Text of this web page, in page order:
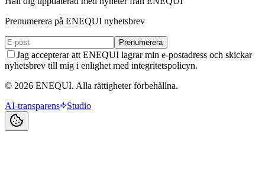
Prenumerera på ENEQUI nyhetsbrev
Prenumerera
Jag accepterar att ENEQUI lagrar min e-postadress och skickar
nyhetsbrev till mig i enlighet med integritetspolicyn.
© 2026 ENEQUI. Alla rättigheter förbehållna.
AI-transparens
Studio